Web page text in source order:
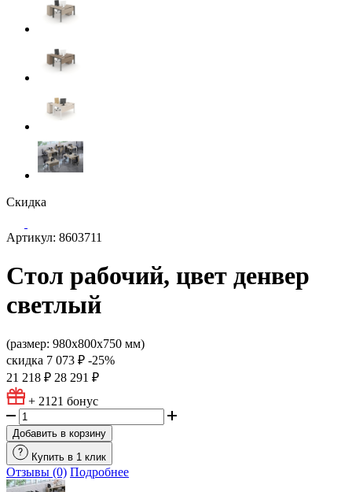
Скидка
Артикул: 8603711
Стол рабочий, цвет денвер
светлый
(размер: 980х800х750 мм)
скидка 7 073 ₽ -25%
21 218 ₽ 28 291 ₽
+ 2121 бонус
Добавить в корзину
Купить в 1 клик
Отзывы (0) Подробнее